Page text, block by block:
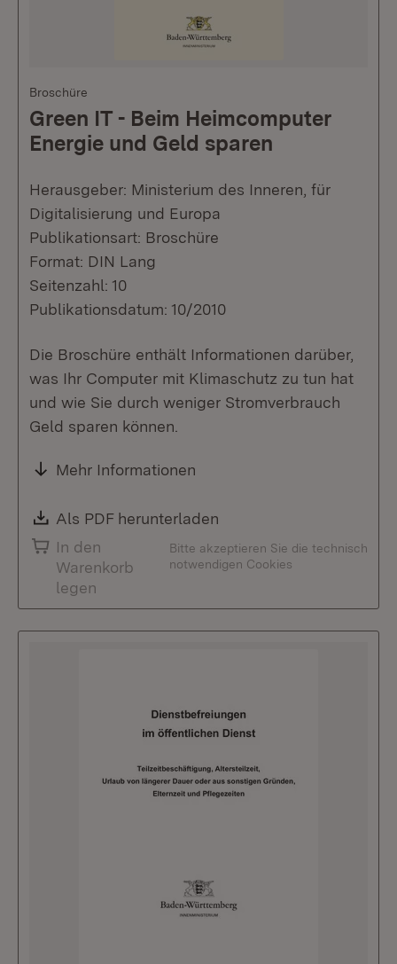
Broschüre
Green IT - Beim Heimcomputer
Energie und Geld sparen
Herausgeber: Ministerium des Inneren, für
Digitalisierung und Europa
Publikationsart: Broschüre
Format: DIN Lang
Seitenzahl: 10
Publikationsdatum: 10/2010
Die Broschüre enthält Informationen darüber,
was Ihr Computer mit Klimaschutz zu tun hat
und wie Sie durch weniger Stromverbrauch
Geld sparen können.
Mehr Informationen
Download:
Als PDF herunterladen
In den
Warenkorb
legen
Bitte akzeptieren Sie die technisch
notwendigen Cookies